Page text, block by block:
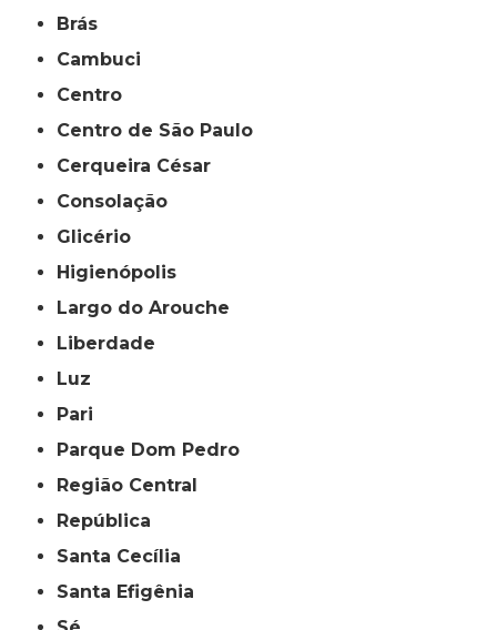
Brás
Cambuci
Centro
Centro de São Paulo
Cerqueira César
Consolação
Glicério
Higienópolis
Largo do Arouche
Liberdade
Luz
Pari
Parque Dom Pedro
Região Central
República
Santa Cecília
Santa Efigênia